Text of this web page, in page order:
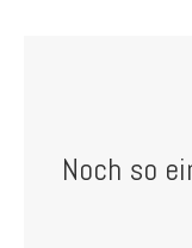
Noch so